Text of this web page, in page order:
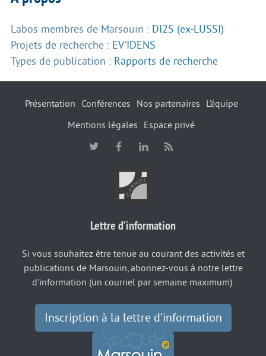
Labos membres de Marsouin : DI2S (ex-LUSSI)
Projets de recherche : EV’IDENS
Types de publication : Rapports de recherche
Présentation Conférences Nos partenaires
L’équipe
Mentions légales
Espace privé
Lettre d’information
Si vous souhaitez être tenue au courant des activités et
publications de Marsouin, abonnez-vous à notre lettre
d’information (un courriel par semaine maximum).
Inscription à la lettre d’information